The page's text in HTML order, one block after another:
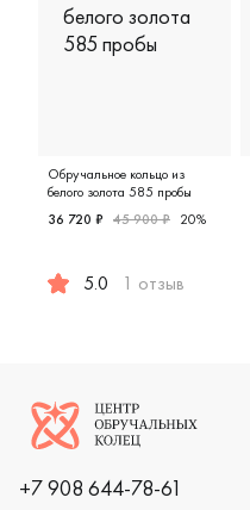
Обручальное кольцо из
белого золота 585 пробы
36 720 ₽ 45 900 ₽ 20%
5.0 1 отзыв
Логотип компании
+7 908 644-78-61